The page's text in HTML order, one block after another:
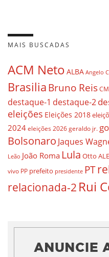
MAIS BUSCADAS
ACM Neto ALBA Angelo
BrasiliaBruno Reis
destaque-1 destaque-2
eleições Eleições 2018
2024 eleições 2026 geraldo jr.
Bolsonaro Jaques
Leão João Roma Lula Otto
vivo PP prefeito presidente PT
relacionada-2 Rui